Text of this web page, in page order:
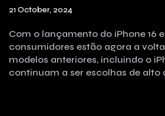
21 October, 2024
Com o lançamento do iPhone 16
consumidores estão agora a
modelos anteriores, incluindo o
continuam a ser escolhas de alto